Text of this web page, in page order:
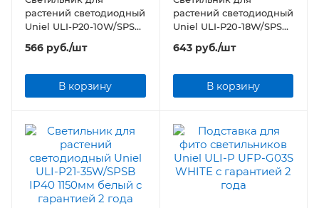
растений светодиодный
Uniel ULI-P20-10W/SPSB
IP40 560мм белый
566 руб./шт
В корзину
растений светодиодный
Uniel ULI-P20-18W/SPSB
IP40 560мм белый
643руб./шт
В корзину